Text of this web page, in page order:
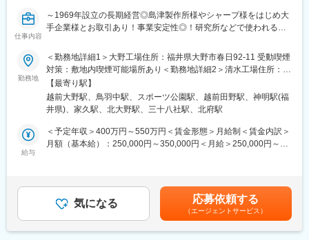
変更の範囲：会社の定める業務
てこの業界に入ってきた方の気持ちはしっかりと汲みとれる社員
ばかりなので、安心して入ってきてください。
■当社の強み：
工事現場は危険と隣り合わせであるが故に、安全管理に関しては
徹底した品質を求められます。当社では100名を超える職人を擁
変更の範囲：会社の定める業務
仕事内容
～1969年設立の長期経営◎島津製作所様やシャープ様をはじめ大
手企業様とお取引あり！事業安定性◎！研究所などで使われる分
～日勤のみ・月平均残業10～15時間◎/マイカー通勤・駐車場無
料/研修制度充実！～
■業務内容：
当社にて、生産工として製品の組立・検査等をお任せいたしま
す。また現場での業務改善／工程改善の業務をお任せいたしま
す。
測器の組立作業、検査作業
※基盤の組立や本体の組立、パーツの組立や検査等、適性を見なが
勤務地
＜勤務地詳細1＞大野工場住所：福井県大野市春日92-11 受動喫煙
対策：敷地内喫煙可能場所あり＜勤務地詳細2＞清水工場住所：福
井県福井市甑谷町28-1-9 受動喫煙対策：敷地内喫煙可能場所あり
＜勤務地詳細3＞武生工場住所：福井県越前市北府4丁目6-30 受動
喫煙対策：敷地内喫煙可能場所あり変更の範囲：会社の定める事
【最寄り駅】
越前大野駅、鳥羽中駅、スポーツ公園駅、越前田野駅、神明駅(福
井県)、家久駅、北大野駅、三十八社駅、北府駅
給与
＜予定年収＞400万円～550万円＜賃金形態＞月給制＜賃金内訳＞
月額（基本給）：250,000円～350,000円＜月給＞250,000円～
す。月給(月額)は固定手当を含めた表記です。
気になる 応募依頼する
（エージェントサービス）